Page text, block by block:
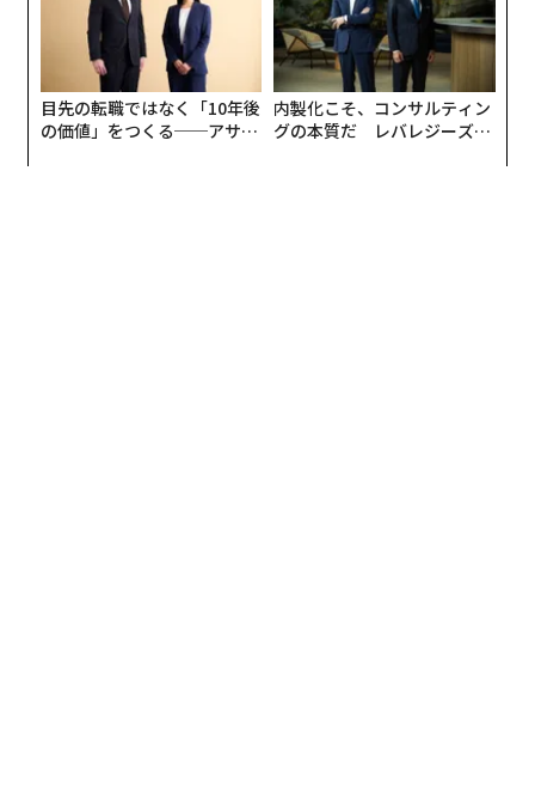
目先の転職ではなく「10年後
の価値」をつくる──アサイ
内製化こそ、コンサルティン
グの本質だ レバレジーズが